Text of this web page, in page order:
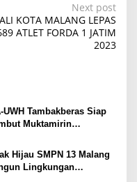
Next post
KOTA MALANG LEPAS
ATLET FORDA 1 JATIM
2023
UWH Tambakberas Siap
Muktamirin
Hijau SMPN 13 Malang
Lingkungan